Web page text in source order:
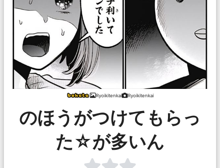
Ryoikitenkai Ryoikitenkai
のほうがつけてもらっ
た☆が多いん